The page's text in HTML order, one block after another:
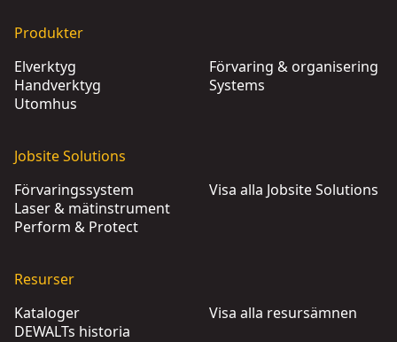
Produkter
Elverktyg
Handverktyg
Utomhus
Förvaring & organisering
Systems
Jobsite Solutions
Förvaringssystem
Laser & mätinstrument
Perform & Protect
Visa alla Jobsite Solutions
Resurser
Kataloger
DEWALTs historia
Visa alla resursämnen